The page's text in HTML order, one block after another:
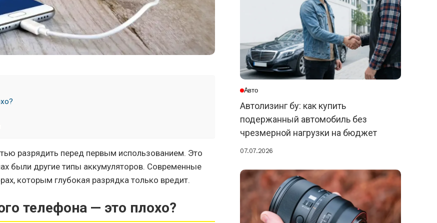
разрядить перед первым использованием. Это
были другие типы аккумуляторов. Современные
которым глубокая разрядка только вредит.
телефона — это плохо?
Авто
Автолизинг бу: как купить
подержанный автомобиль без
чрезмерной нагрузки на бюджет
07.07.2026